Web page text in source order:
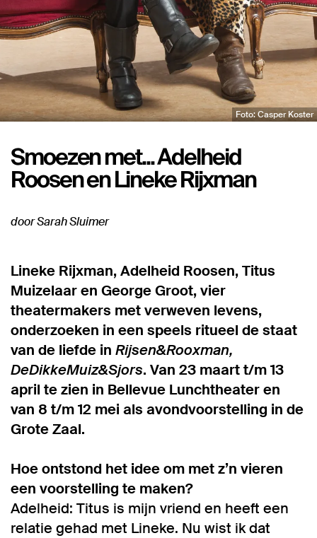
Foto: Casper Koster
Smoezen met... Adelheid
Roosen en Lineke Rijxman
door Sarah Sluimer
Lineke Rijxman, Adelheid Roosen, Titus
Muizelaar en George Groot, vier
theatermakers met verweven levens,
onderzoeken in een speels ritueel de staat
van de liefde in Rijsen&Rooxman,
DeDikkeMuiz&Sjors. Van 23 maart t/m 13
april te zien in Bellevue Lunchtheater en
van 8 t/m 12 mei als avondvoorstelling in de
Grote Zaal.
Hoe ontstond het idee om met z’n vieren
een voorstelling te maken?
Adelheid: Titus is mijn vriend en heeft een
relatie gehad met Lineke. Nu wist ik dat